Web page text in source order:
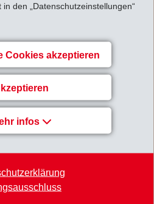
den „Datenschutzeinstellungen“
Cookies akzeptieren
infos
die besten Schmelzkleber
Service.
ist mit relevanten Maschinen
Dadurch bietet
Kunden und Partnern in Asien
vor Ort. Mit jeweils einem
CH, Sumter-USA, Osaka-JP
CN ist EMS-GRILTECH der
der in allen
Service anbietet.